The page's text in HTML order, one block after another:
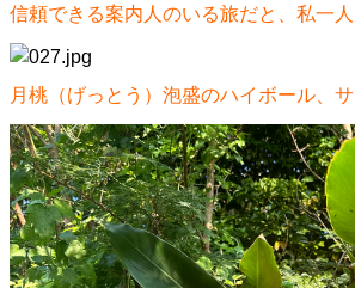
信頼できる案内人のいる旅だと、私一
月桃（げっとう）泡盛のハイボール、